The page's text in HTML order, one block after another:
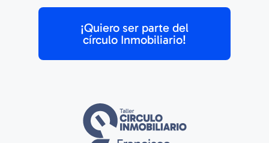
¡Quiero ser parte del
círculo Inmobiliario!